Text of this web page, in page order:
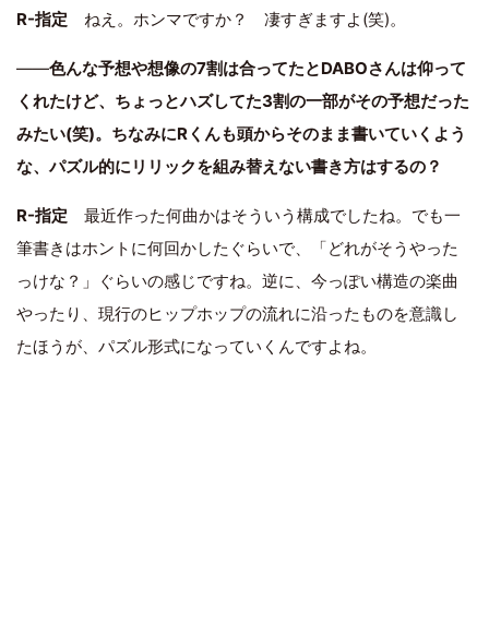
R-指定 ねえ。ホンマですか？ 凄すぎますよ(笑)。
――色んな予想や想像の7割は合ってたとDABOさんは仰って
くれたけど、ちょっとハズしてた3割の一部がその予想だった
みたい(笑)。ちなみにRくんも頭からそのまま書いていくよう
な、パズル的にリリックを組み替えない書き方はするの？
R-指定 最近作った何曲かはそういう構成でしたね。でも一
筆書きはホントに何回かしたぐらいで、「どれがそうやった
っけな？」ぐらいの感じですね。逆に、今っぽい構造の楽曲
やったり、現行のヒップホップの流れに沿ったものを意識し
たほうが、パズル形式になっていくんですよね。